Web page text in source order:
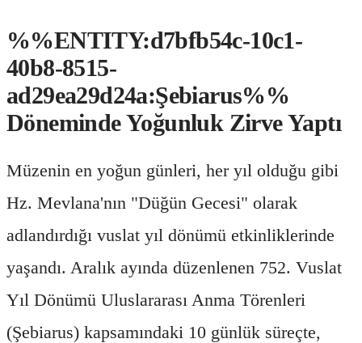
%%ENTITY:d7bfb54c-10c1-
40b8-8515-
ad29ea29d24a:Şebiarus%%
Döneminde Yoğunluk Zirve Yaptı
Müzenin en yoğun günleri, her yıl olduğu gibi
Hz. Mevlana'nın "Düğün Gecesi" olarak
adlandırdığı vuslat yıl dönümü etkinliklerinde
yaşandı. Aralık ayında düzenlenen 752. Vuslat
Yıl Dönümü Uluslararası Anma Törenleri
(Şebiarus) kapsamındaki 10 günlük süreçte,